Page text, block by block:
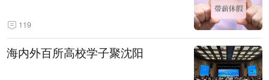
119
海内外百所高校学子聚沈阳